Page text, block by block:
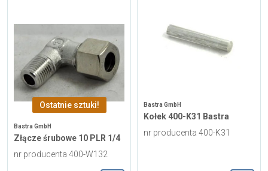
Ostatnie sztuki!
Bastra GmbH
Złącze śrubowe 10 PLR 1/4
nr producenta 400-W132
Bastra GmbH
Kołek 400-K31 Bastra
nr producenta 400-K31